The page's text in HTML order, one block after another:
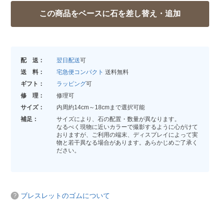
配 送： 翌日配送可
送 料：
宅急便コンパクト 送料無料
ギフト：
ラッピング可
修 理：
修理可
サイズ：
内周約14cm～18cmまで選択可能
補足：
サイズにより、石の配置・数量が異なります。
なるべく現物に近いカラーで撮影するように心がけて
おりますが、ご利用の端末、ディスプレイによって実
物と若干異なる場合があります。あらかじめご了承く
ださい。
ブレスレットのゴムについて